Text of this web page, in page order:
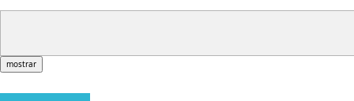
mostrar